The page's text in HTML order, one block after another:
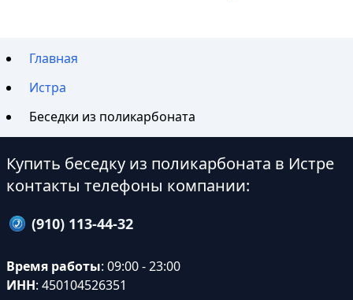
Главная
Истра
Беседки из поликарбоната
Купить беседку из поликарбоната в Истре
контакты телефоны компании:
(910) 113-44-32
Время работы: 09:00 - 23:00
ИНН: 450104526351